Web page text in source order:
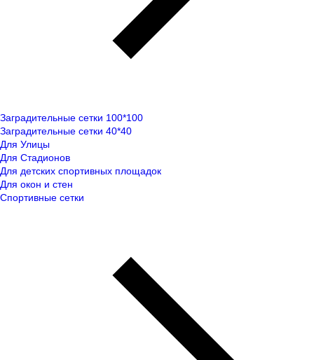
Заградительные сетки 100*100
Заградительные сетки 40*40
Для Улицы
Для Стадионов
Для детских спортивных площадок
Для окон и стен
Спортивные сетки